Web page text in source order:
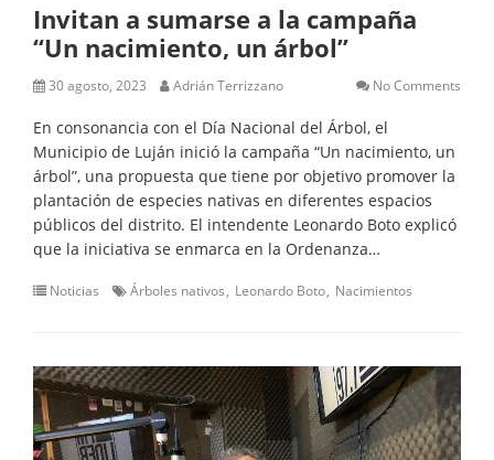
Invitan a sumarse a la campaña
“Un nacimiento, un árbol”
30 agosto, 2023 Adrián Terrizzano No Comments
En consonancia con el Día Nacional del Árbol, el
Municipio de Luján inició la campaña “Un nacimiento, un
árbol”, una propuesta que tiene por objetivo promover la
plantación de especies nativas en diferentes espacios
públicos del distrito. El intendente Leonardo Boto explicó
que la iniciativa se enmarca en la Ordenanza…
Noticias Árboles nativos Leonardo Boto Nacimientos